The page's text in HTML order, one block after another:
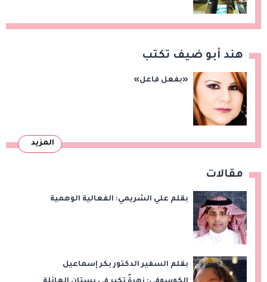
هند أبو ضيف تكتب
«بفعل فاعل»
المزيد
مقالات
بقلم علي الشريمي: الفعالية الوهمية
بقلم السفير الدكتور بكر إسماعيل